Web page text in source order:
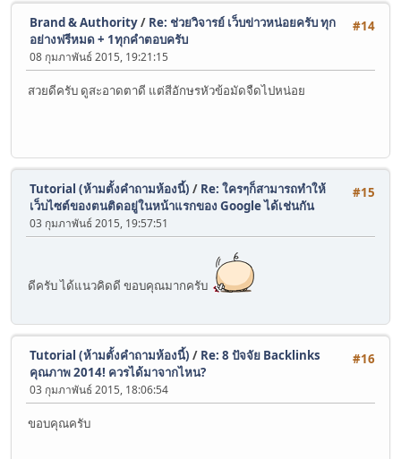
#14
Brand & Authority/ Re: ช่วยวิจารย์ เว็บข่าวหน่อยครับ ทุก
อย่างฟรีหมด + 1ทุกคำตอบครับ
08 กุมภาพันธ์ 2015, 19:21:15
สวยดีครับ ดูสะอาดตาดี แต่สีอักษรหัวข้อมัดจืดไปหน่อย
#15
Tutorial (ห้ามตั้งคำถามห้องนี้) / Re: ใครๆก็สามารถทำให้
เว็บไซต์ของตนติดอยู่ในหน้าแรกของ Google ได้เช่นกัน
03 กุมภาพันธ์ 2015, 19:57:51
ดีครับ ได้แนวคิดดี ขอบคุณมากครับ
#16
Tutorial (ห้ามตั้งคำถามห้องนี้) / Re: 8 ปัจจัย Backlinks
คุณภาพ 2014! ควรได้มาจากไหน?
03 กุมภาพันธ์ 2015, 18:06:54
ขอบคุณครับ